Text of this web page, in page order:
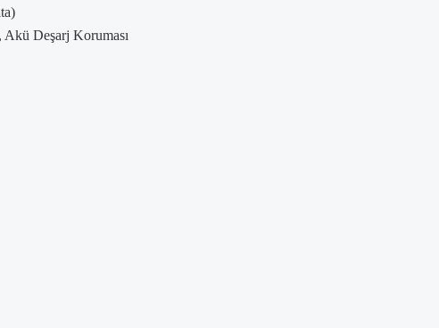
Deşarj Koruması